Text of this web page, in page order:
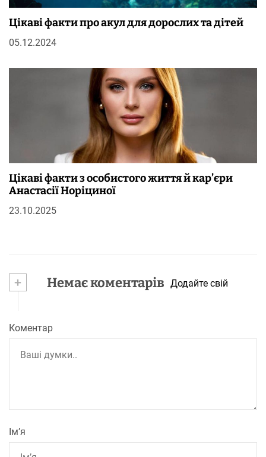
Цікаві факти про акул для дорослих та дітей
05.12.2024
Цікаві факти з особистого життя й кар’єри
Анастасії Норіциної
23.10.2025
+ Немає коментарів Додайте свій
Коментар
Ім’я